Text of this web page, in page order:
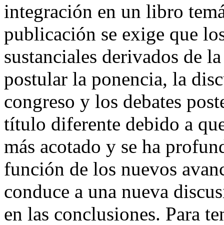
integración en un libro
publicación se exige que
sustanciales derivados de
postular la ponencia, la
congreso y los debates
título diferente debido a
más acotado y se ha
función de los nuevos
conduce a una nueva
en las conclusiones. Para